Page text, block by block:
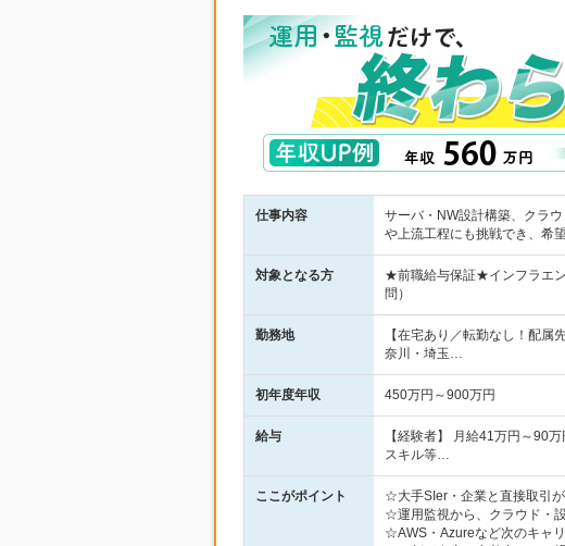
仕事内容
サーバ・NW設計構築、クラ
や上流工程にも挑戦でき、希
対象となる方
★前職給与保証★インフラエ
問）
勤務地
【在宅あり／転勤なし！配
奈川・埼玉…
初年度年収 450万円～900万円
給与
【経験者】 月給41万円～90
スキル等…
ここがポイント
☆大手SIer・企業と直接取引
☆運用監視から、クラウド・
☆AWS・Azureなど次のキャ